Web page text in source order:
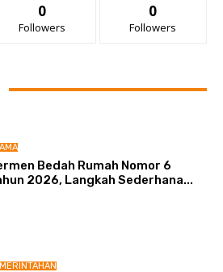
0
Followers
0
Followers
Bedah Rumah Nomor 6
2026, Langkah Sederhana...